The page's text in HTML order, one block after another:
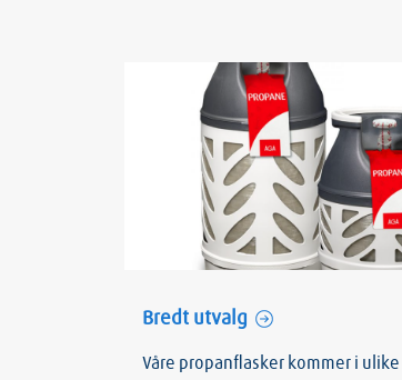
Bredt utvalg
Våre propanflasker kommer i